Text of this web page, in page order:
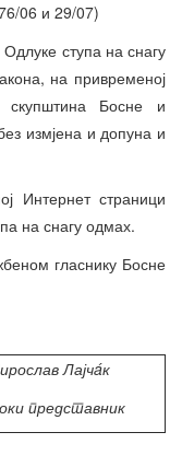
06 и 29/07)
ступа на снагу
на привременој
Босне и
измјена и допуна и
Интернет страници
на снагу одмах.
гласнику Босне
Лајчáк
представник